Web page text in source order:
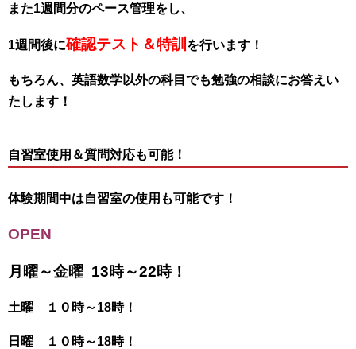
また1週間分のペース管理をし、
1週間後に確認テスト＆特訓 を行います！
もちろん、英語数学以外の科目でも勉強の相談にお答えい
たします！
自習室使用＆質問対応も可能！
体験期間中は自習室の使用も可能です！
OPEN
月曜～金曜 13時～22時！
土曜 １０時～18時！
日曜 １０時～18時！